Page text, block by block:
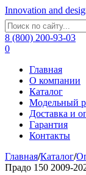
Innovation and
8 (800) 200-93-03
0
Главная
О компании
Каталог
Модельный
Доставка и
Гарантия
Контакты
Главная/Каталог/
Прадо 150 2009-